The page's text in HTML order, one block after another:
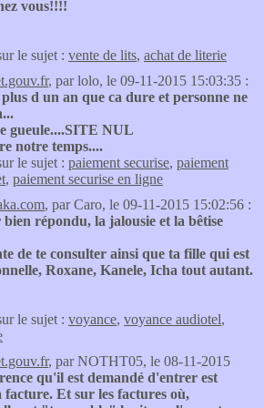
vous!!!!
le sujet : vente de lits, achat de literie
, par lolo, le 09-11-2015 15:03:35 :
d un an que ca dure et personne ne
gueule....SITE NUL
notre temps....
le sujet : paiement securise, paiement
, paiement securise en ligne
, par Caro, le 09-11-2015 15:02:56 :
répondu, la jalousie et la bêtise
de te consulter ainsi que ta fille qui est
Roxane, Kanele, Icha tout autant.
le sujet : voyance, voyance audiotel,
, par NOTHT05, le 08-11-2015
qu'il est demandé d'entrer est
Et sur les factures où,